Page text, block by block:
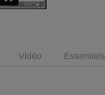
Vidéo Essentiels